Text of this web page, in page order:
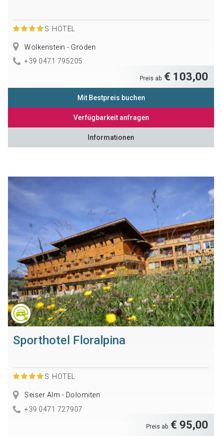
S HOTEL
Wolkenstein - Gröden
+39 0471 795205
Preis ab € 103,00
Mit Bestpreis buchen
Verfügbarkeit anfragen
Informationen
Sporthotel Floralpina
S HOTEL
Seiser Alm - Dolomiten
+39 0471 727907
Preis ab € 95,00